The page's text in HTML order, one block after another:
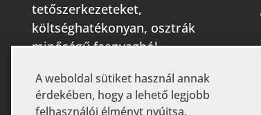
A weboldal sütiket használ annak
érdekében, hogy a lehető legjobb
felhasználói élményt nyújtsa.
tetőszerkezeteket,
költséghatékonyan, osztrák
minőségű faanyagból